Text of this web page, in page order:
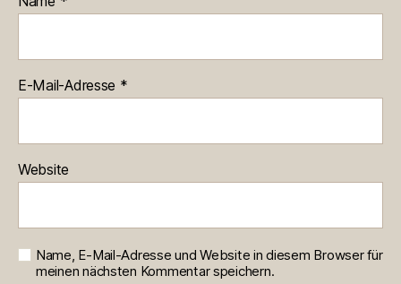
E-Mail-Adresse *
Website
Name, E-Mail-Adresse und Website in diesem Browser für
meinen nächsten Kommentar speichern.